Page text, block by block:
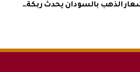
الذهب بالسودان يحدث ربكة…